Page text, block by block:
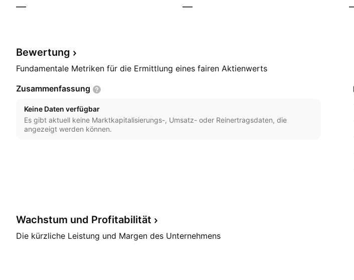
— —
Bewertung
Fundamentale Metriken für die Ermittlung eines fairen Aktienwerts
Zusammenfassung
Keine Daten verfügbar
Es gibt aktuell keine Marktkapitalisierungs-, Umsatz- oder Reinertragsdaten, die
angezeigt werden können.
Wachstum und Profitabilität
Die kürzliche Leistung und Margen des Unternehmens